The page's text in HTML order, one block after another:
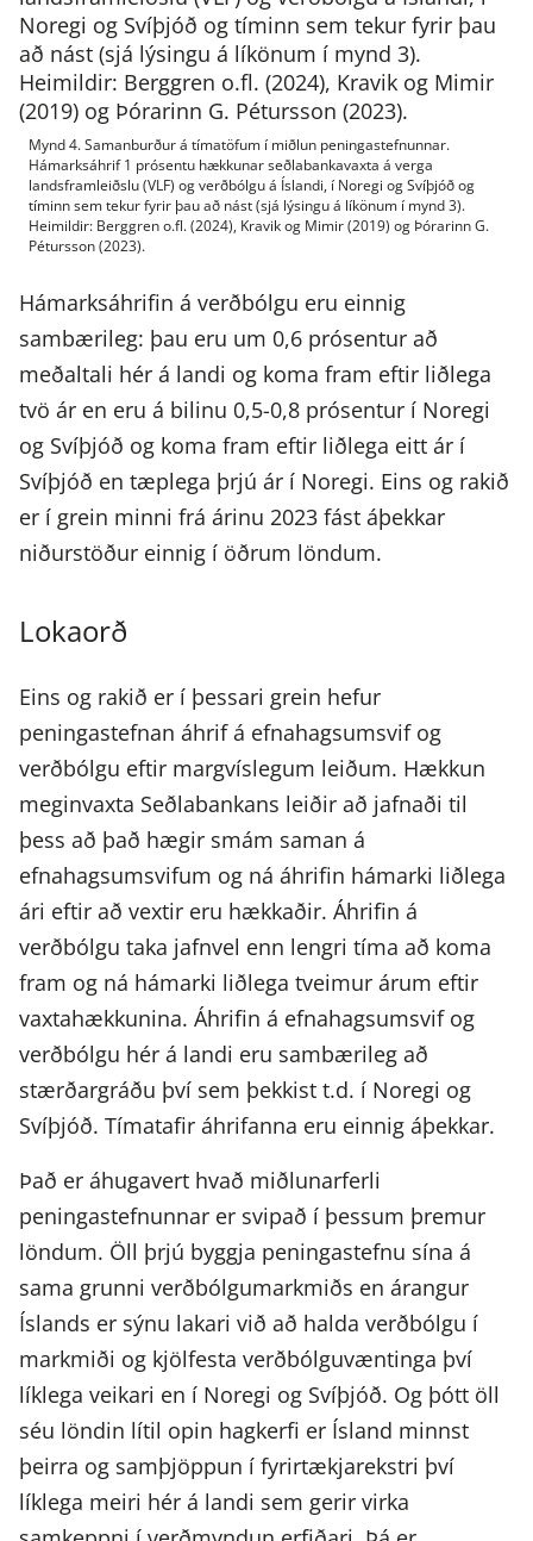
Mynd 4. Samanburður á tímatöfum í miðlun peningastefnunnar.
Hámarksáhrif 1 prósentu hækkunar seðlabankavaxta á verga
landsframleiðslu (VLF) og verðbólgu á Íslandi, í Noregi og Svíþjóð og
tíminn sem tekur fyrir þau að nást (sjá lýsingu á líkönum í mynd 3).
Heimildir: Berggren o.fl. (2024), Kravik og Mimir (2019) og Þórarinn G.
Pétursson (2023).
Hámarksáhrifin á verðbólgu eru einnig
sambærileg: þau eru um 0,6 prósentur að
meðaltali hér á landi og koma fram eftir liðlega
tvö ár en eru á bilinu 0,5-0,8 prósentur í Noregi
og Svíþjóð og koma fram eftir liðlega eitt ár í
Svíþjóð en tæplega þrjú ár í Noregi. Eins og rakið
er í grein minni frá árinu 2023 fást áþekkar
niðurstöður einnig í öðrum löndum.
Lokaorð
Eins og rakið er í þessari grein hefur
peningastefnan áhrif á efnahagsumsvif og
verðbólgu eftir margvíslegum leiðum. Hækkun
meginvaxta Seðlabankans leiðir að jafnaði til
þess að það hægir smám saman á
efnahagsumsvifum og ná áhrifin hámarki liðlega
ári eftir að vextir eru hækkaðir. Áhrifin á
verðbólgu taka jafnvel enn lengri tíma að koma
fram og ná hámarki liðlega tveimur árum eftir
vaxtahækkunina. Áhrifin á efnahagsumsvif og
verðbólgu hér á landi eru sambærileg að
stærðargráðu því sem þekkist t.d. í Noregi og
Svíþjóð. Tímatafir áhrifanna eru einnig áþekkar.
Það er áhugavert hvað miðlunarferli
peningastefnunnar er svipað í þessum þremur
löndum. Öll þrjú byggja peningastefnu sína á
sama grunni verðbólgumarkmiðs en árangur
Íslands er sýnu lakari við að halda verðbólgu í
markmiði og kjölfesta verðbólguvæntinga því
líklega veikari en í Noregi og Svíþjóð. Og þótt öll
séu löndin lítil opin hagkerfi er Ísland minnst
þeirra og samþjöppun í fyrirtækjarekstri því
líklega meiri hér á landi sem gerir virka